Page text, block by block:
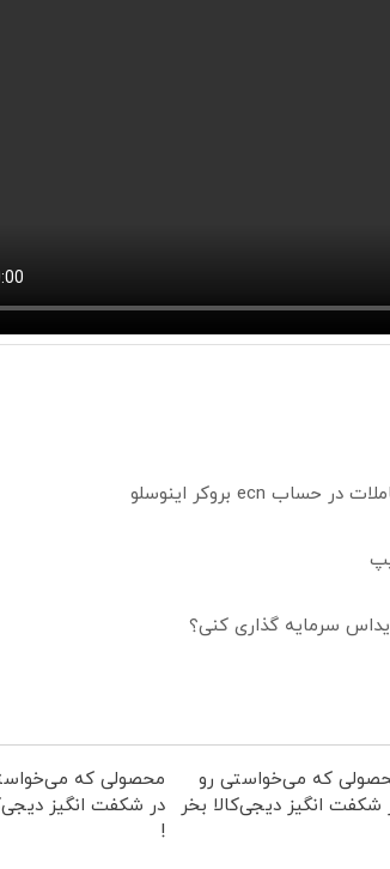
سرمایه گذاری کنی؟
که می‌خواستی رو
شکفت انگیز دیجی‌کالا بخر
محصولی که
در شکفت انگیز
!